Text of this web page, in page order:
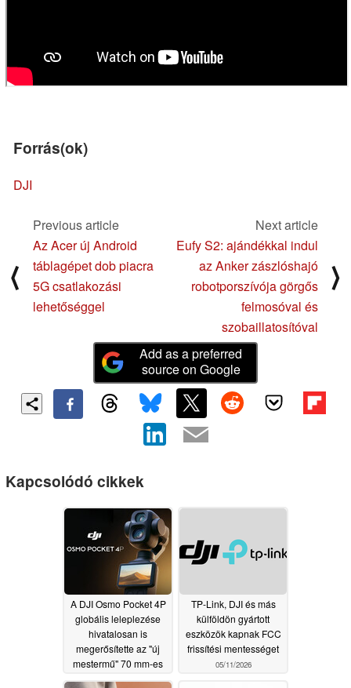
Forrás(ok)
DJI
⟨
Previous article
Az Acer új Android
táblagépet dob piacra
5G csatlakozási
lehetőséggel
Next article
Eufy S2: ajándékkal indul
az Anker zászlóshajó
robotporszívója görgős
felmosóval és
szobaillatosítóval
⟩
Add as a preferred
source on Google
Kapcsolódó cikkek
A DJI Osmo Pocket 4P
globális leleplezése
hivatalosan is
megerősítette az "új
mestermű" 70 mm-es
teleobjektív kamerát
TP-Link, DJI és más
külföldön gyártott
eszközök kapnak FCC
frissítési mentességet
05/11/2026